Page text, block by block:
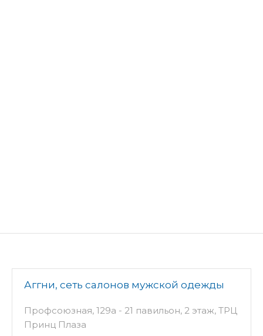
Аггни, сеть салонов мужской одежды
Профсоюзная, 129а - 21 павильон, 2 этаж, ТРЦ
Принц Плаза